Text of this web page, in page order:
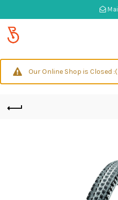
Mail
Our Online Shop is Closed :(